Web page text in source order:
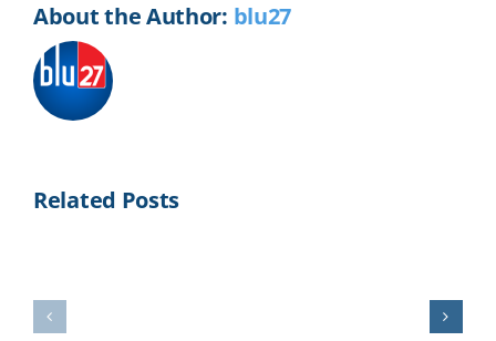
About the Author: blu27
Related Posts